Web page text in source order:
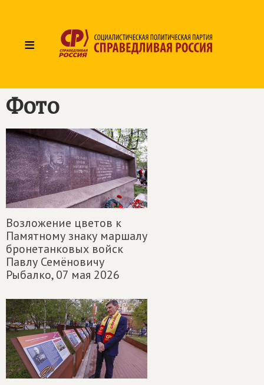
≡
Фото
Возложение цветов к
Памятному знаку маршалу
бронетанковых войск
Павлу Семёновичу
Рыбалко,07 мая 2026